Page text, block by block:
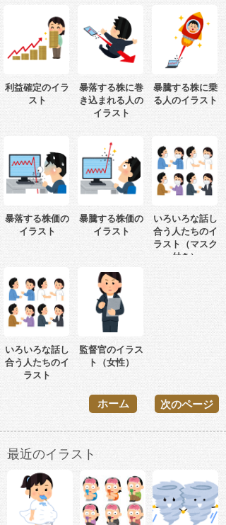
利益確定のイラ
スト
暴落する株に巻
き込まれる人の
イラスト
暴騰する株に乗
る人のイラスト
暴落する株価の
イラスト
暴騰する株価の
イラスト
いろいろな話し
合う人たちのイ
ラスト（マスク
付き）
いろいろな話し
合う人たちのイ
ラスト
監督官のイラス
ト（女性）
次のページ
ホーム
最近のイラスト